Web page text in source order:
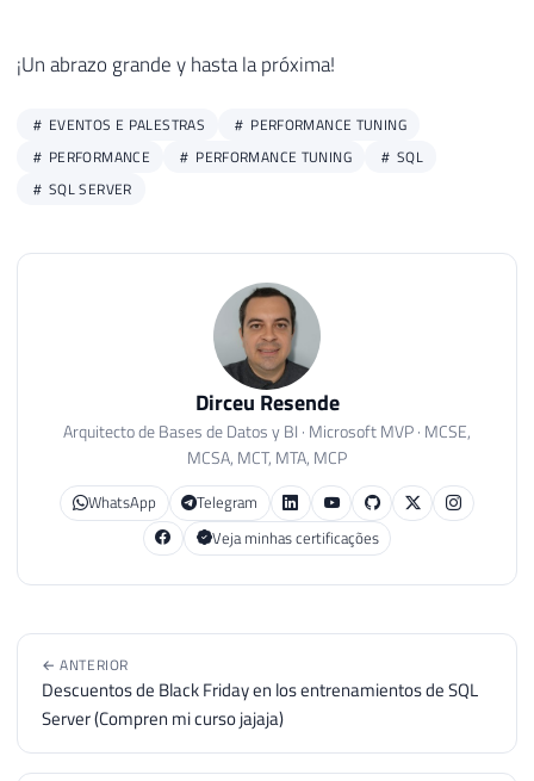
¡Un abrazo grande y hasta la próxima!
EVENTOS E PALESTRAS
PERFORMANCE TUNING
PERFORMANCE
PERFORMANCE TUNING
SQL
SQL SERVER
Dirceu Resende
Arquitecto de Bases de Datos y BI · Microsoft MVP · MCSE,
MCSA, MCT, MTA, MCP
WhatsApp
Telegram
Veja minhas certificações
← ANTERIOR
Descuentos de Black Friday en los entrenamientos de SQL
Server (Compren mi curso jajaja)